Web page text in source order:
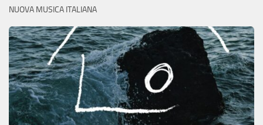
NUOVA MUSICA ITALIANA